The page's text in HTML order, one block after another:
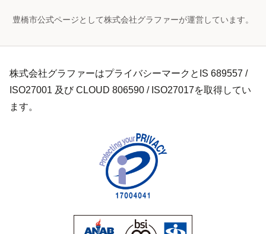
豊橋市公式ページとして株式会社グラファーが運営しています。
株式会社グラファーはプライバシーマークとIS 689557 /
ISO27001 及び CLOUD 806590 / ISO27017を取得してい
ます。